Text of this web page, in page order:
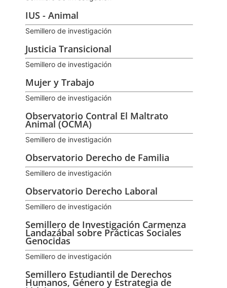
IUS - Animal
Semillero de investigación
Justicia Transicional
Semillero de investigación
Mujer y Trabajo
Semillero de investigación
Observatorio Contral El Maltrato
Animal (OCMA)
Semillero de investigación
Observatorio Derecho de Familia
Semillero de investigación
Observatorio Derecho Laboral
Semillero de investigación
Semillero de Investigación Carmenza
Landazábal sobre Prácticas Sociales
Genocidas
Semillero de investigación
Semillero Estudiantil de Derechos
Humanos, Género y Estrategia de